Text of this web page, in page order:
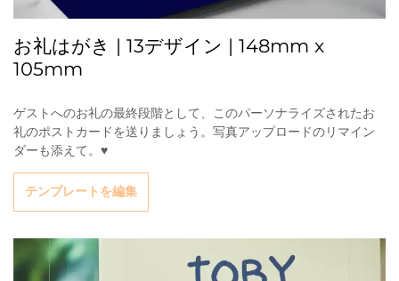
お礼はがき | 13デザイン | 148mm x
105mm
ゲストへのお礼の最終段階として、このパーソナライズされたお
礼のポストカードを送りましょう。写真アップロードのリマイン
ダーも添えて。♥
テンプレートを編集